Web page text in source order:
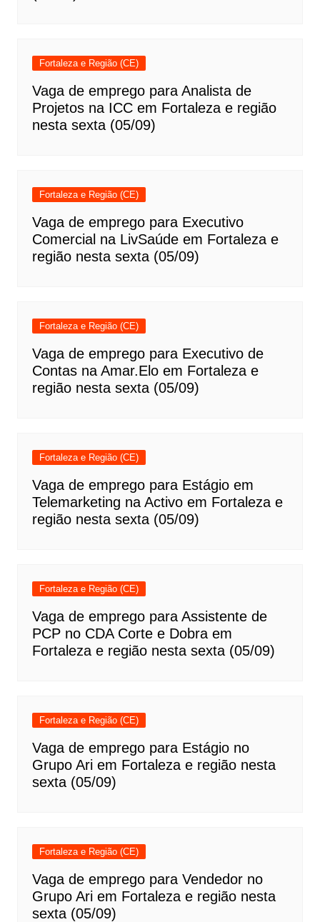
Fortaleza e Região (CE)
Vaga de emprego para Analista de
Projetos na ICC em Fortaleza e região
nesta sexta (05/09)
Fortaleza e Região (CE)
Vaga de emprego para Executivo
Comercial na LivSaúde em Fortaleza e
região nesta sexta (05/09)
Fortaleza e Região (CE)
Vaga de emprego para Executivo de
Contas na Amar.Elo em Fortaleza e
região nesta sexta (05/09)
Fortaleza e Região (CE)
Vaga de emprego para Estágio em
Telemarketing na Activo em Fortaleza e
região nesta sexta (05/09)
Fortaleza e Região (CE)
Vaga de emprego para Assistente de
PCP no CDA Corte e Dobra em
Fortaleza e região nesta sexta (05/09)
Fortaleza e Região (CE)
Vaga de emprego para Estágio no
Grupo Ari em Fortaleza e região nesta
sexta (05/09)
Fortaleza e Região (CE)
Vaga de emprego para Vendedor no
Grupo Ari em Fortaleza e região nesta
sexta (05/09)